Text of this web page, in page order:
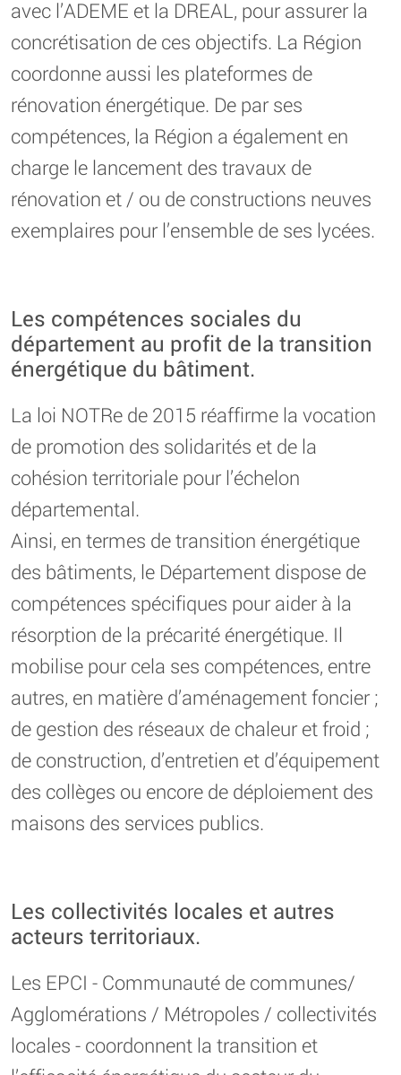
avec l’ADEME et la DREAL, pour assurer la
concrétisation de ces objectifs. La Région
coordonne aussi les plateformes de
rénovation énergétique. De par ses
compétences, la Région a également en
charge le lancement des travaux de
rénovation et / ou de constructions neuves
exemplaires pour l’ensemble de ses lycées.
Les compétences sociales du
département au profit de la transition
énergétique du bâtiment.
La loi NOTRe de 2015 réaffirme la vocation
de promotion des solidarités et de la
cohésion territoriale pour l’échelon
départemental.
Ainsi, en termes de transition énergétique
des bâtiments, le Département dispose de
compétences spécifiques pour aider à la
résorption de la précarité énergétique. Il
mobilise pour cela ses compétences, entre
autres, en matière d’aménagement foncier ;
de gestion des réseaux de chaleur et froid ;
de construction, d’entretien et d’équipement
des collèges ou encore de déploiement des
maisons des services publics.
Les collectivités locales et autres
acteurs territoriaux.
Les EPCI - Communauté de communes/
Agglomérations / Métropoles / collectivités
locales - coordonnent la transition et